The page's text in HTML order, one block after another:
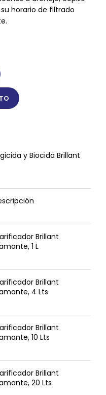
horario de filtrado
y Biocida Brillant
Brillant
1 L
Brillant
4 Lts
Brillant
10 Lts
Brillant
20 Lts